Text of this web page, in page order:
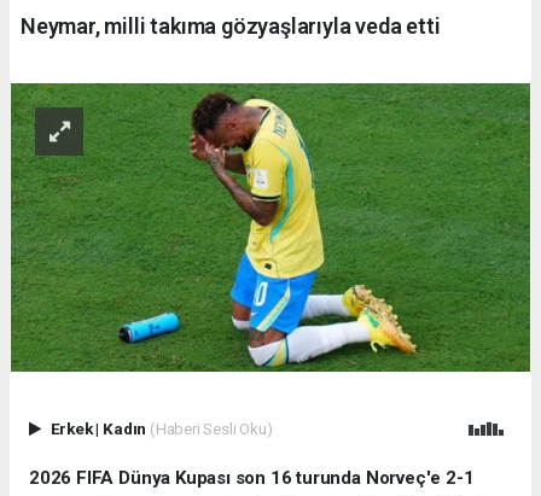
Neymar, milli takıma gözyaşlarıyla veda etti
Erkek| Kadın (Haberi Sesli Oku)
2026 FIFA Dünya Kupası son 16 turunda Norveç'e 2-1